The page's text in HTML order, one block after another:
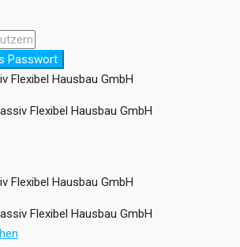
Passwort
Flexibel Hausbau GmbH
Flexibel Hausbau GmbH